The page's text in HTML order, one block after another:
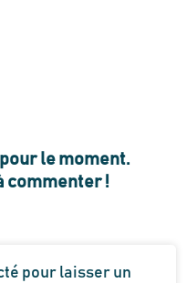
le moment.
commenter !
pour laisser un